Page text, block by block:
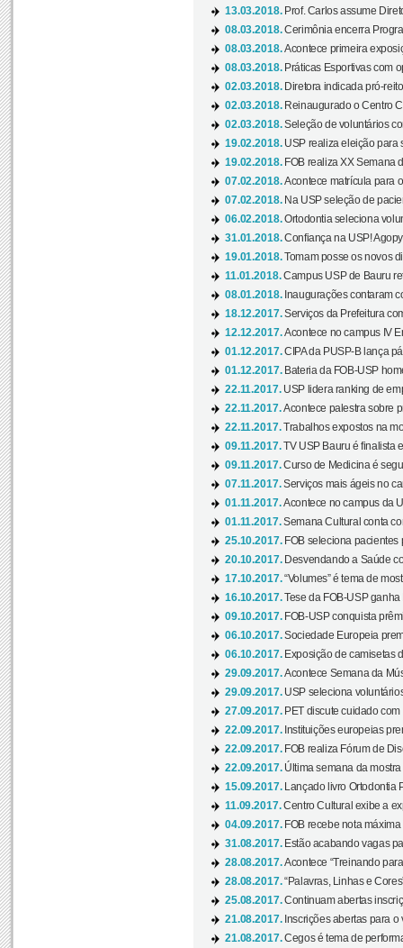
13.03.2018. Prof. Carlos assume
08.03.2018.Cerimônia encerra
08.03.2018.Acontece primeira
08.03.2018. Práticas Esportivas com
02.03.2018. Diretora indicada pró-
02.03.2018. Reinaugurado o Centro
02.03.2018.Seleção de voluntários
19.02.2018. USP realiza eleição para
19.02.2018. FOB realiza XX Semana
07.02.2018.Acontece matrícula para
07.02.2018. Na USP seleção de
06.02.2018.Ortodontia seleciona
31.01.2018.Confiança na USP!
19.01.2018.Tomam posse os novos
11.01.2018.Campus USP de Bauru
08.01.2018. Inaugurações contaram
18.12.2017.Serviços da Prefeitura
12.12.2017.Acontece no campus IV
01.12.2017.CIPA da PUSP-B lança
01.12.2017. Bateria da FOB-USP
22.11.2017. USP lidera ranking de
22.11.2017.Acontece palestra sobre
22.11.2017.Trabalhos expostos na
09.11.2017.TV USP Bauru é finalista
09.11.2017.Curso de Medicina é
07.11.2017.Serviços mais ágeis no
01.11.2017.Acontece no campus da
01.11.2017.Semana Cultural conta
25.10.2017. FOB seleciona pacientes
20.10.2017. Desvendando a Saúde
17.10.2017.“Volumes” é tema de
16.10.2017.Tese da FOB-USP
09.10.2017. FOB-USP conquista
06.10.2017.Sociedade Europeia
06.10.2017. Exposição de camisetas
29.09.2017.Acontece Semana da
29.09.2017. USP seleciona
27.09.2017. PET discute cuidado
22.09.2017. Instituições europeias
22.09.2017. FOB realiza Fórum de
22.09.2017. Última semana da mostra
15.09.2017.
Lançado livro Ortodontia
11.09.2017.Centro Cultural exibe a
04.09.2017. FOB recebe nota
31.08.2017. Estão acabando vagas
28.08.2017.Acontece “Treinando
28.08.2017.“Palavras, Linhas e
25.08.2017.Continuam abertas
21.08.2017. Inscrições abertas para
21.08.2017.Cegos é tema de